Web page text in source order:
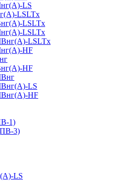
LS
LSLTx
LSLTx
LSLTx
LSLTx
HF
HF
LS
HF
1)
3)
LS